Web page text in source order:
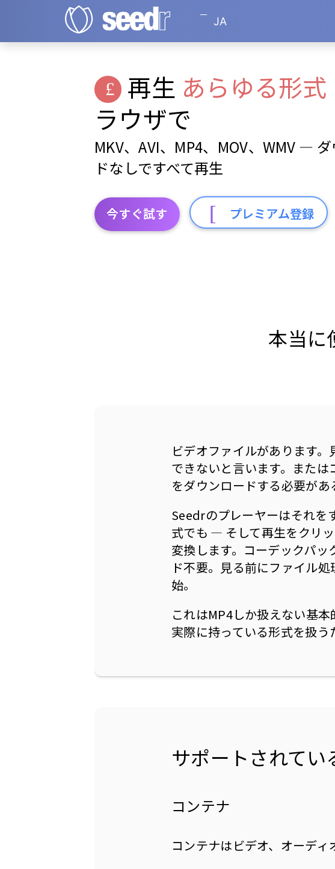
JA
再生 あらゆる形式
ラウザで
MKV、AVI、MP4、MOV、WMV —
ドなしですべて再生
今すぐ試す プレミアム登録
本当に
ビデオファイルがあります
できないと言います。また
をダウンロードする必要が
Seedrのプレーヤーはそれを
式でも — そして再生をクリ
変換します。コーデックパ
ド不要。見る前にファイル
始。
これはMP4しか扱えない基
実際に持っている形式を扱う
サポートされてい
コンテナ
コンテナはビデオ、オーデ